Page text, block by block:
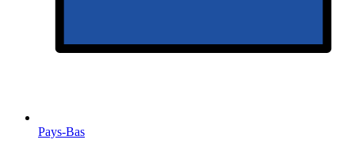
Pays-Bas